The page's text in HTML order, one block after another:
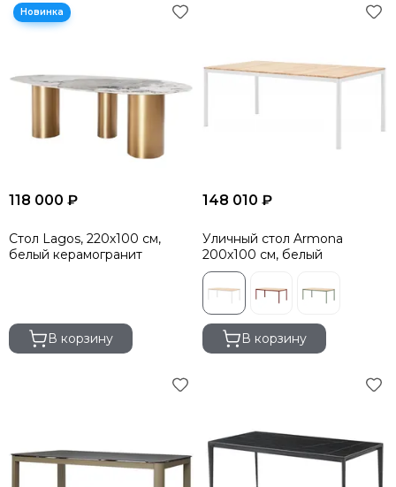
118 000 ₽
Стол Lagos, 220х100 см,
белый керамогранит
В корзину
148 010 ₽
Уличный стол Armona
200х100 см, белый
В корзину